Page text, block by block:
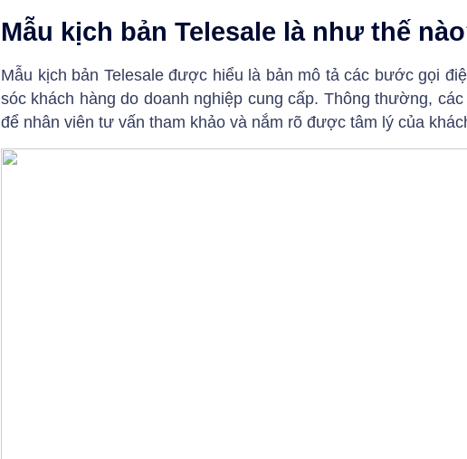
Mẫu kịch bản Telesale là như thế
Mẫu kịch bản Telesale được hiểu là bản mô tả các bước gọi
sóc khách hàng do doanh nghiệp cung cấp. Thông thường,
để nhân viên tư vấn tham khảo và nắm rõ được tâm lý của